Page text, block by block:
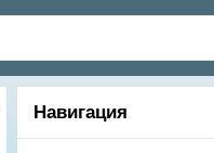
Навигация